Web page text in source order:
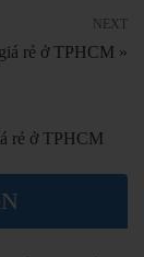
NEXT
rẻ ở TPHCM »
rẻ ở TPHCM